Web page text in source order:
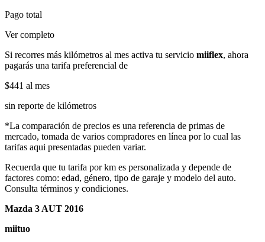
Pago total
Ver completo
Si recorres más kilómetros al mes activa tu servicio miiflex, ahora
pagarás una tarifa preferencial de
$441 al mes
sin reporte de kilómetros
*La comparación de precios es una referencia de primas de
mercado, tomada de varios compradores en línea por lo cual las
tarifas aqui presentadas pueden variar.
Recuerda que tu tarifa por km es personalizada y depende de
factores como: edad, género, tipo de garaje y modelo del auto.
Consulta términos y condiciones.
Mazda 3 AUT 2016
miituo